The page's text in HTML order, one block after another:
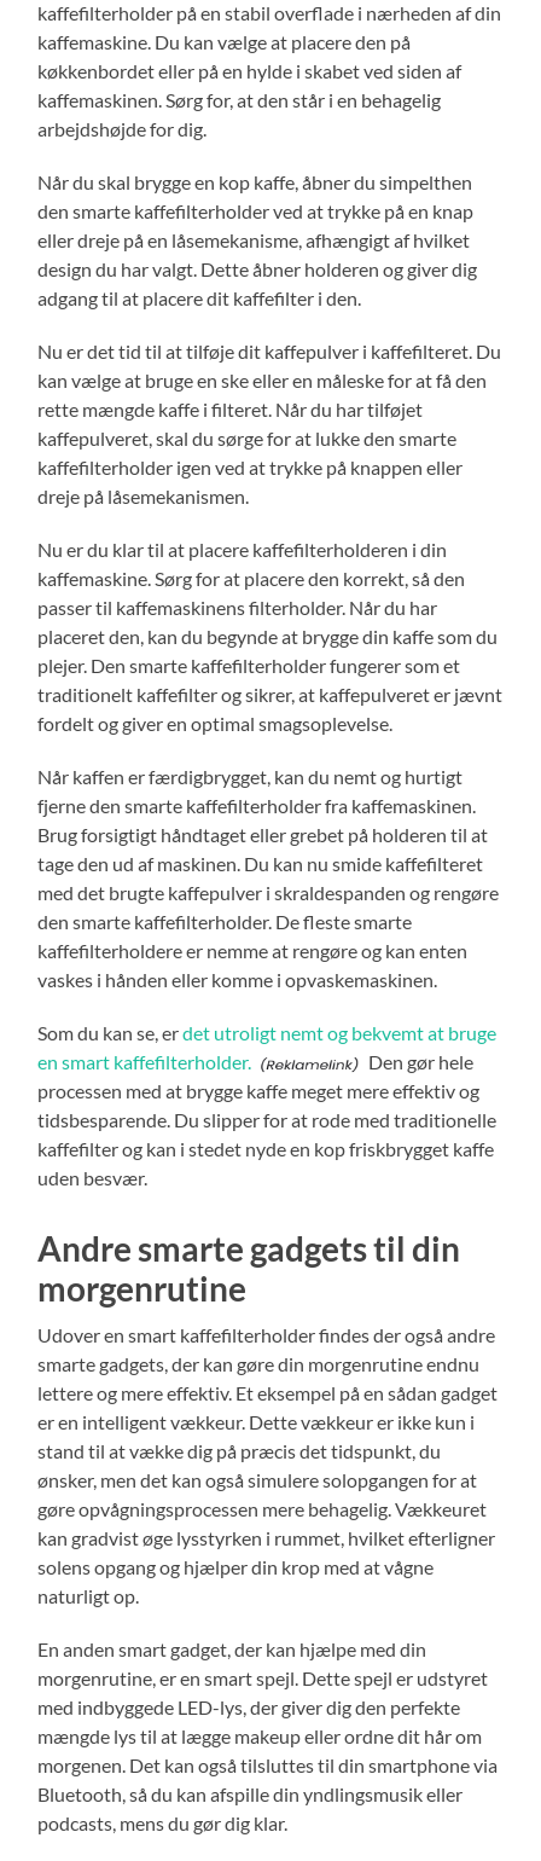
kaffefilterholder på en stabil overflade i nærheden af din
kaffemaskine. Du kan vælge at placere den på
køkkenbordet eller på en hylde i skabet ved siden af
kaffemaskinen. Sørg for, at den står i en behagelig
arbejdshøjde for dig.
Når du skal brygge en kop kaffe, åbner du simpelthen
den smarte kaffefilterholder ved at trykke på en knap
eller dreje på en låsemekanisme, afhængigt af hvilket
design du har valgt. Dette åbner holderen og giver dig
adgang til at placere dit kaffefilter i den.
Nu er det tid til at tilføje dit kaffepulver i kaffefilteret. Du
kan vælge at bruge en ske eller en måleske for at få den
rette mængde kaffe i filteret. Når du har tilføjet
kaffepulveret, skal du sørge for at lukke den smarte
kaffefilterholder igen ved at trykke på knappen eller
dreje på låsemekanismen.
Nu er du klar til at placere kaffefilterholderen i din
kaffemaskine. Sørg for at placere den korrekt, så den
passer til kaffemaskinens filterholder. Når du har
placeret den, kan du begynde at brygge din kaffe som du
plejer. Den smarte kaffefilterholder fungerer som et
traditionelt kaffefilter og sikrer, at kaffepulveret er jævnt
fordelt og giver en optimal smagsoplevelse.
Når kaffen er færdigbrygget, kan du nemt og hurtigt
fjerne den smarte kaffefilterholder fra kaffemaskinen.
Brug forsigtigt håndtaget eller grebet på holderen til at
tage den ud af maskinen. Du kan nu smide kaffefilteret
med det brugte kaffepulver i skraldespanden og rengøre
den smarte kaffefilterholder. De fleste smarte
kaffefilterholdere er nemme at rengøre og kan enten
vaskes i hånden eller komme i opvaskemaskinen.
Som du kan se, erdet utroligt nemt og bekvemt at bruge
en smart kaffefilterholder.
Den gør hele
processen med at brygge kaffe meget mere effektiv og
tidsbesparende. Du slipper for at rode med traditionelle
kaffefilter og kan i stedet nyde en kop friskbrygget kaffe
uden besvær.
Andre smarte gadgets til din
morgenrutine
Udover en smart kaffefilterholder findes der også andre
smarte gadgets, der kan gøre din morgenrutine endnu
lettere og mere effektiv. Et eksempel på en sådan gadget
er en intelligent vækkeur. Dette vækkeur er ikke kun i
stand til at vække dig på præcis det tidspunkt, du
ønsker, men det kan også simulere solopgangen for at
gøre opvågningsprocessen mere behagelig. Vækkeuret
kan gradvist øge lysstyrken i rummet, hvilket efterligner
solens opgang og hjælper din krop med at vågne
naturligt op.
En anden smart gadget, der kan hjælpe med din
morgenrutine, er en smart spejl. Dette spejl er udstyret
med indbyggede LED-lys, der giver dig den perfekte
mængde lys til at lægge makeup eller ordne dit hår om
morgenen. Det kan også tilsluttes til din smartphone via
Bluetooth, så du kan afspille din yndlingsmusik eller
podcasts, mens du gør dig klar.